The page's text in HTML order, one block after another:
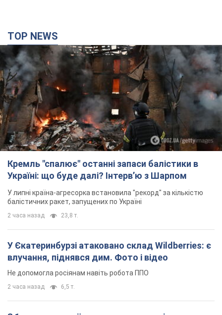
Кремль "спалює" останні запаси балістики в
Україні: що буде далі? Інтерв’ю з Шарпом
У липні країна-агресорка встановила "рекорд" за кількістю
балістичних ракет, запущених по Україні
2 часа назад 23,8 т.
У Єкатеринбурзі атаковано склад Wildberries: є
влучання, піднявся дим. Фото і відео
Не допомогла росіянам навіть робота ППО
2 часа назад
З 1 вересня українським вчителям підвищать
зарплати: Корецький розкрив деталі
Одночасно з підвищенням зарплат педагогам уряд